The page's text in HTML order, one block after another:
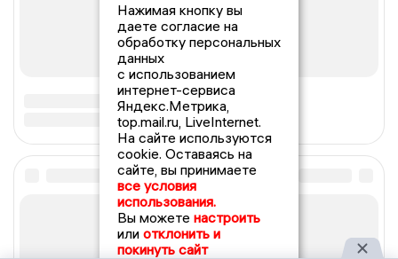
Нажимая кнопку вы
даете согласие на
обработку персональных
данных
с использованием
интернет-сервиса
Яндекс.Метрика,
top.mail.ru, LiveInternet.
На сайте используются
cookie. Оставаясь на
сайте, вы принимаете
все условия
использования.
Вы можете настроить
или отклонить и
покинуть сайт